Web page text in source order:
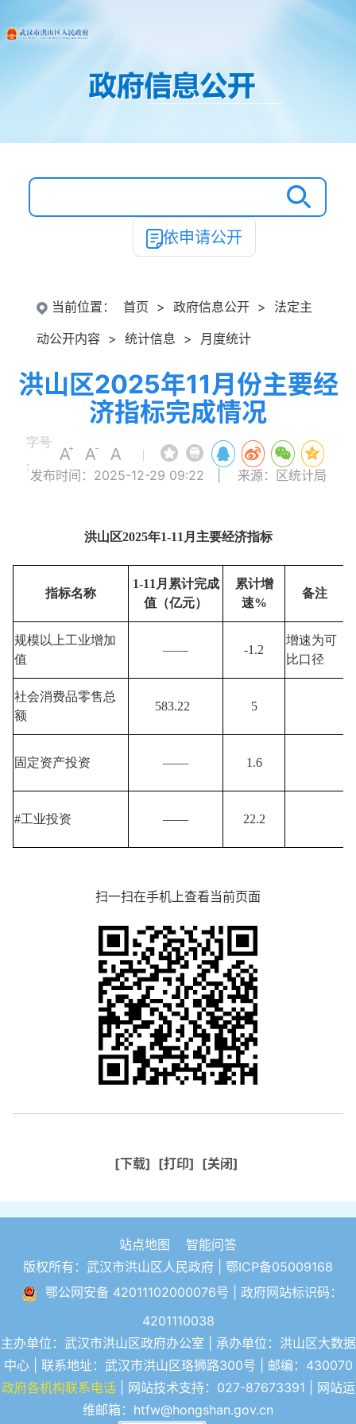
依申请公开
当前位置： 首页 > 政府信息公开 >
法定主
动公开内容 > 统计信息 > 月度统计
洪山区2025年11月份主要经
济指标完成情况
字号
:
|
发布时间：2025-12-29 09:22 来源：区统计局
洪山区2025年1-11月主要经济指标
指标名称
1-11月累计完成
值（亿元）
累计增
速%
备注
规模以上工业增加
值
—— -1.2
增速为可
比口径
社会消费品零售总
额
583.22 5
固定资产投资 —— 1.6
#工业投资 —— 22.2
扫一扫在手机上查看当前页面
[下载] [打印] [关闭]
站点地图
智能问答
版权所有：武汉市洪山区人民政府 | 鄂ICP备05009168
鄂公网安备 42011102000076号 | 政府网站标识码：
4201110038
主办单位：武汉市洪山区政府办公室 | 承办单位：洪山区大数据
中心 | 联系地址：武汉市洪山区珞狮路300号 | 邮编：430070
政府各机构联系电话| 网站技术支持：027-87673391 | 网站运
维邮箱：htfw@hongshan.gov.cn